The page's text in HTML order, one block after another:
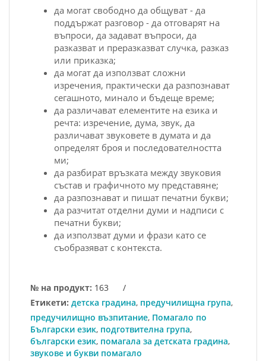
да могат свободно да общуват - да
поддържат разговор - да отговарят на
въпроси, да задават въпроси, да
разказват и преразказват случка, разказ
или приказка;
да могат да използват сложни
изречения, практически да разпознават
сегашното, минало и бъдеще време;
да различават елементите на езика и
речта: изречение, дума, звук, да
различават звуковете в думата и да
определят броя и последователността
ми;
да разбират връзката между звуковия
състав и графичното му представяне;
да разпознават и пишат печатни букви;
да разчитат отделни думи и надписи с
печатни букви;
да използват думи и фрази като се
съобразяват с контекста.
№ на продукт: 163
/
Етикети: детска градина, предучилищна група,
предучилищно възпитание, Помагало по
Български език, подготвителна група,
български език, помагала за детската градина,
звукове и букви помагало